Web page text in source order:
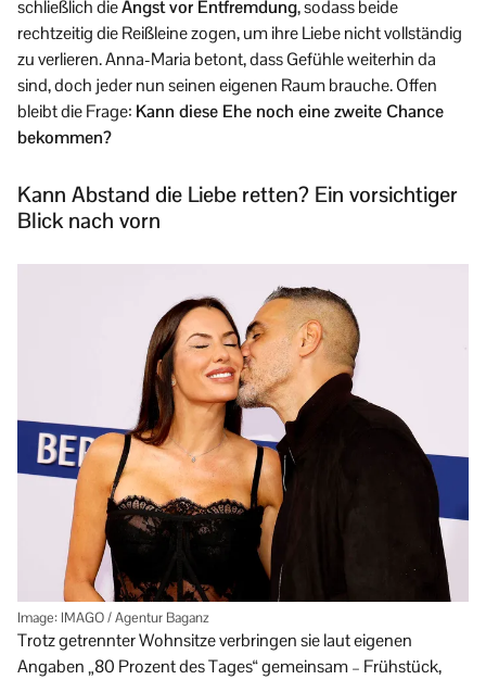
schließlich dieAngst vor Entfremdung, sodass beide
rechtzeitig die Reißleine zogen, um ihre Liebe nicht vollständig
zu verlieren. Anna-Maria betont, dass Gefühle weiterhin da
sind, doch jeder nun seinen eigenen Raum brauche. Offen
bleibt die Frage: Kann diese Ehe noch eine zweite Chance
bekommen?
Kann Abstand die Liebe retten? Ein vorsichtiger
Blick nach vorn
Image: IMAGO / Agentur Baganz
Trotz getrennter Wohnsitze verbringen sie laut eigenen
Angaben „80 Prozent des Tages“ gemeinsam – Frühstück,